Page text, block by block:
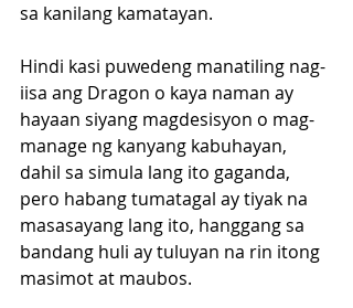
sa kanilang kamatayan.
Hindi kasi puwedeng manatiling nag-
iisa ang Dragon o kaya naman ay
hayaan siyang magdesisyon o mag-
manage ng kanyang kabuhayan,
dahil sa simula lang ito gaganda,
pero habang tumatagal ay tiyak na
masasayang lang ito, hanggang sa
bandang huli ay tuluyan na rin itong
masimot at maubos.